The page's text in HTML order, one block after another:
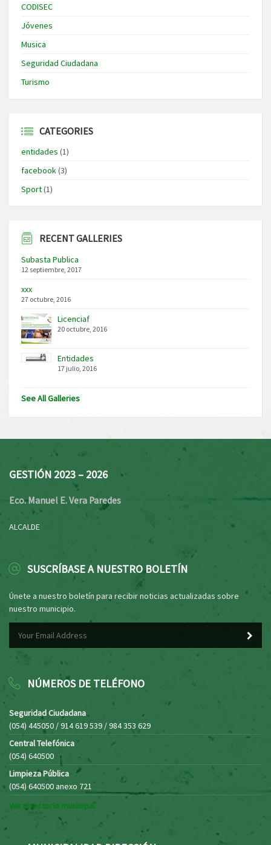
CODISEC
Jóvenes
Musica
Seguridad Ciudadana
Turismo
CATEGORIES
entidades (1)
facebook(3)
Sport(1)
RECENT GALLERIES
Subasta Publica
12 septiembre, 2017
xxx
27 octubre, 2016
Licenciaf
20 octubre, 2016
Entidades
17 julio, 2016
See All Galleries
GESTIÓN 2023 – 2026
Eco. Manuel E. Vera Paredes
ALCALDE
SUSCRÍBASE A NUESTRO BOLETÍN
Únete a nuestro boletín para recibir noticias actualizadas sobre
nuestro municipio.
NÚMEROS DE TELÉFONO
Seguridad Ciudadana
(054) 445050 / 914 619 539 / 984 353 629
Central Telefónica
(054) 640500
Limpieza Pública
(054) 640500 anexo 721
Ver directorio municipal